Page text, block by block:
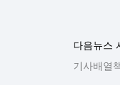
다음뉴스
기사배열